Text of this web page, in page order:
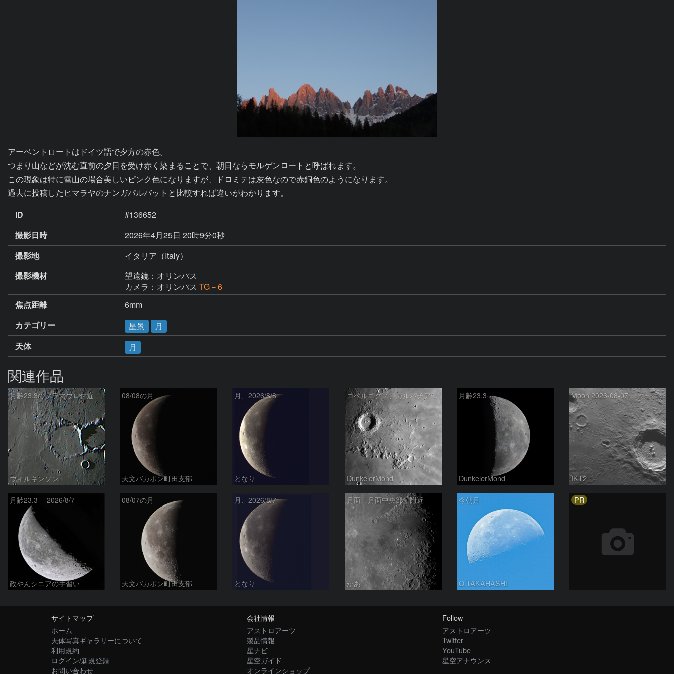
アーベントロートはドイツ語で夕方の赤色。
つまり山などが沈む直前の夕日を受け赤く染まることで、朝日ならモルゲンロートと呼ばれます。
この現象は特に雪山の場合美しいピンク色になりますが、ドロミテは灰色なので赤銅色のようになります。
過去に投稿したヒマラヤのナンガパルバットと比較すれば違いがわかります。
ID
#136652
撮影日時
2026年4月25日 20時9分0秒
撮影地
イタリア（Italy）
撮影機材
望遠鏡：オリンパス
カメラ：オリンパス TG－6
焦点距離
6mm
カテゴリー
星景
月
天体
月
関連作品
月齢23.3のフラマウロ付近
ウィルキンソン
08/08の月
天文バカボン町田支部
月、2026/8/8
となり
コペルニクス、カルパチア山脈付近
DunkelerMond
月齢23.3
DunkelerMond
Moon 2026-08-07
IKT2
月齢23.3 2026/8/7
政やんシニアの手習い
08/07の月
天文バカボン町田支部
月、2026/8/7
となり
月面「月面中央部」附近
かあ
今朝月
O.TAKAHASHI
PR
サイトマップ
ホーム
天体写真ギャラリーについて
利用規約
ログイン/新規登録
お問い合わせ
会社情報
アストロアーツ
製品情報
星ナビ
星空ガイド
オンラインショップ
Follow
アストロアーツ
Twitter
YouTube
星空アナウンス